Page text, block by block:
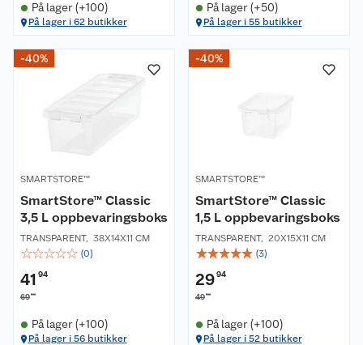
På lager (+100)
På lager i 62 butikker
På lager (+50)
På lager i 55 butikker
-40%
SMARTSTORE™
SmartStore™ Classic
3,5 L oppbevaringsboks
TRANSPARENT, 38X14X11 CM
☆☆☆☆☆ (0)
41 94
6990
På lager (+100)
På lager i 56 butikker
-40%
SMARTSTORE™
SmartStore™ Classic
1,5 L oppbevaringsboks
TRANSPARENT, 20X15X11 CM
☆☆☆☆☆ (3)
2994
4990
På lager (+100)
På lager i 52 butikker